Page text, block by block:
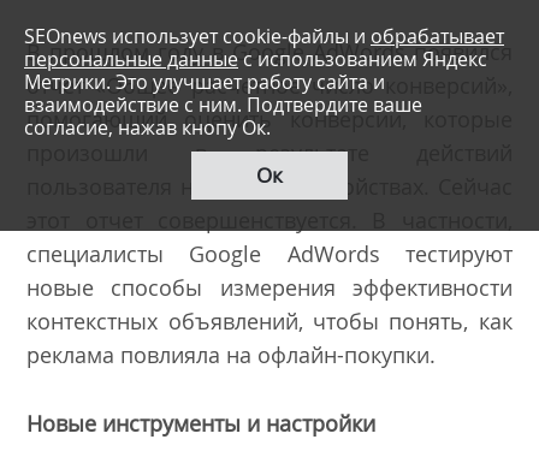
В прошлом году в Google AdWords появился
отчет «Общее расчетное число конверсий»,
помогающий оценить конверсии, которые
произошли в результате действий
пользователя на разных устройствах. Сейчас
специалисты Google AdWords тестируют
новые способы измерения эффективности
контекстных объявлений, чтобы понять, как
реклама повлияла на офлайн-покупки.
Новые инструменты и настройки
SEOnews использует cookie-файлы и обрабатывает
персональные данныес использованием Яндекс
Метрики. Это улучшает работу сайта и
взаимодействие с ним. Подтвердите ваше
согласие, нажав кнопу Ок.
Ок